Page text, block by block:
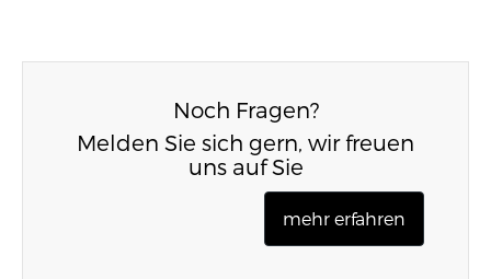
Noch Fragen?
Melden Sie sich gern, wir freuen
uns auf Sie
mehr erfahren